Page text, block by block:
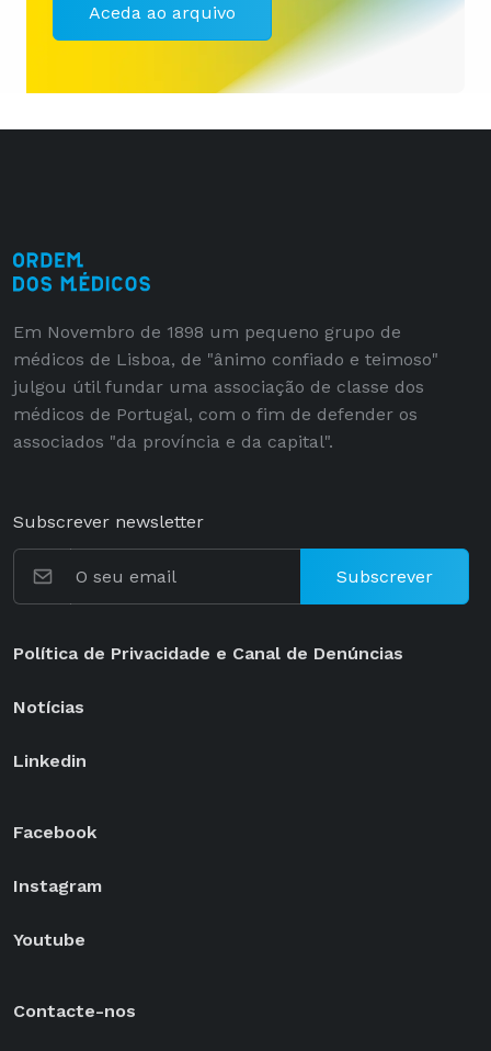
Aceda ao arquivo
Em Novembro de 1898 um pequeno grupo de
médicos de Lisboa, de "ânimo confiado e teimoso"
julgou útil fundar uma associação de classe dos
médicos de Portugal, com o fim de defender os
associados "da província e da capital".
Subscrever newsletter
Subscrever
Política de Privacidade e Canal de Denúncias
Notícias
Linkedin
Facebook
Instagram
Youtube
Contacte-nos